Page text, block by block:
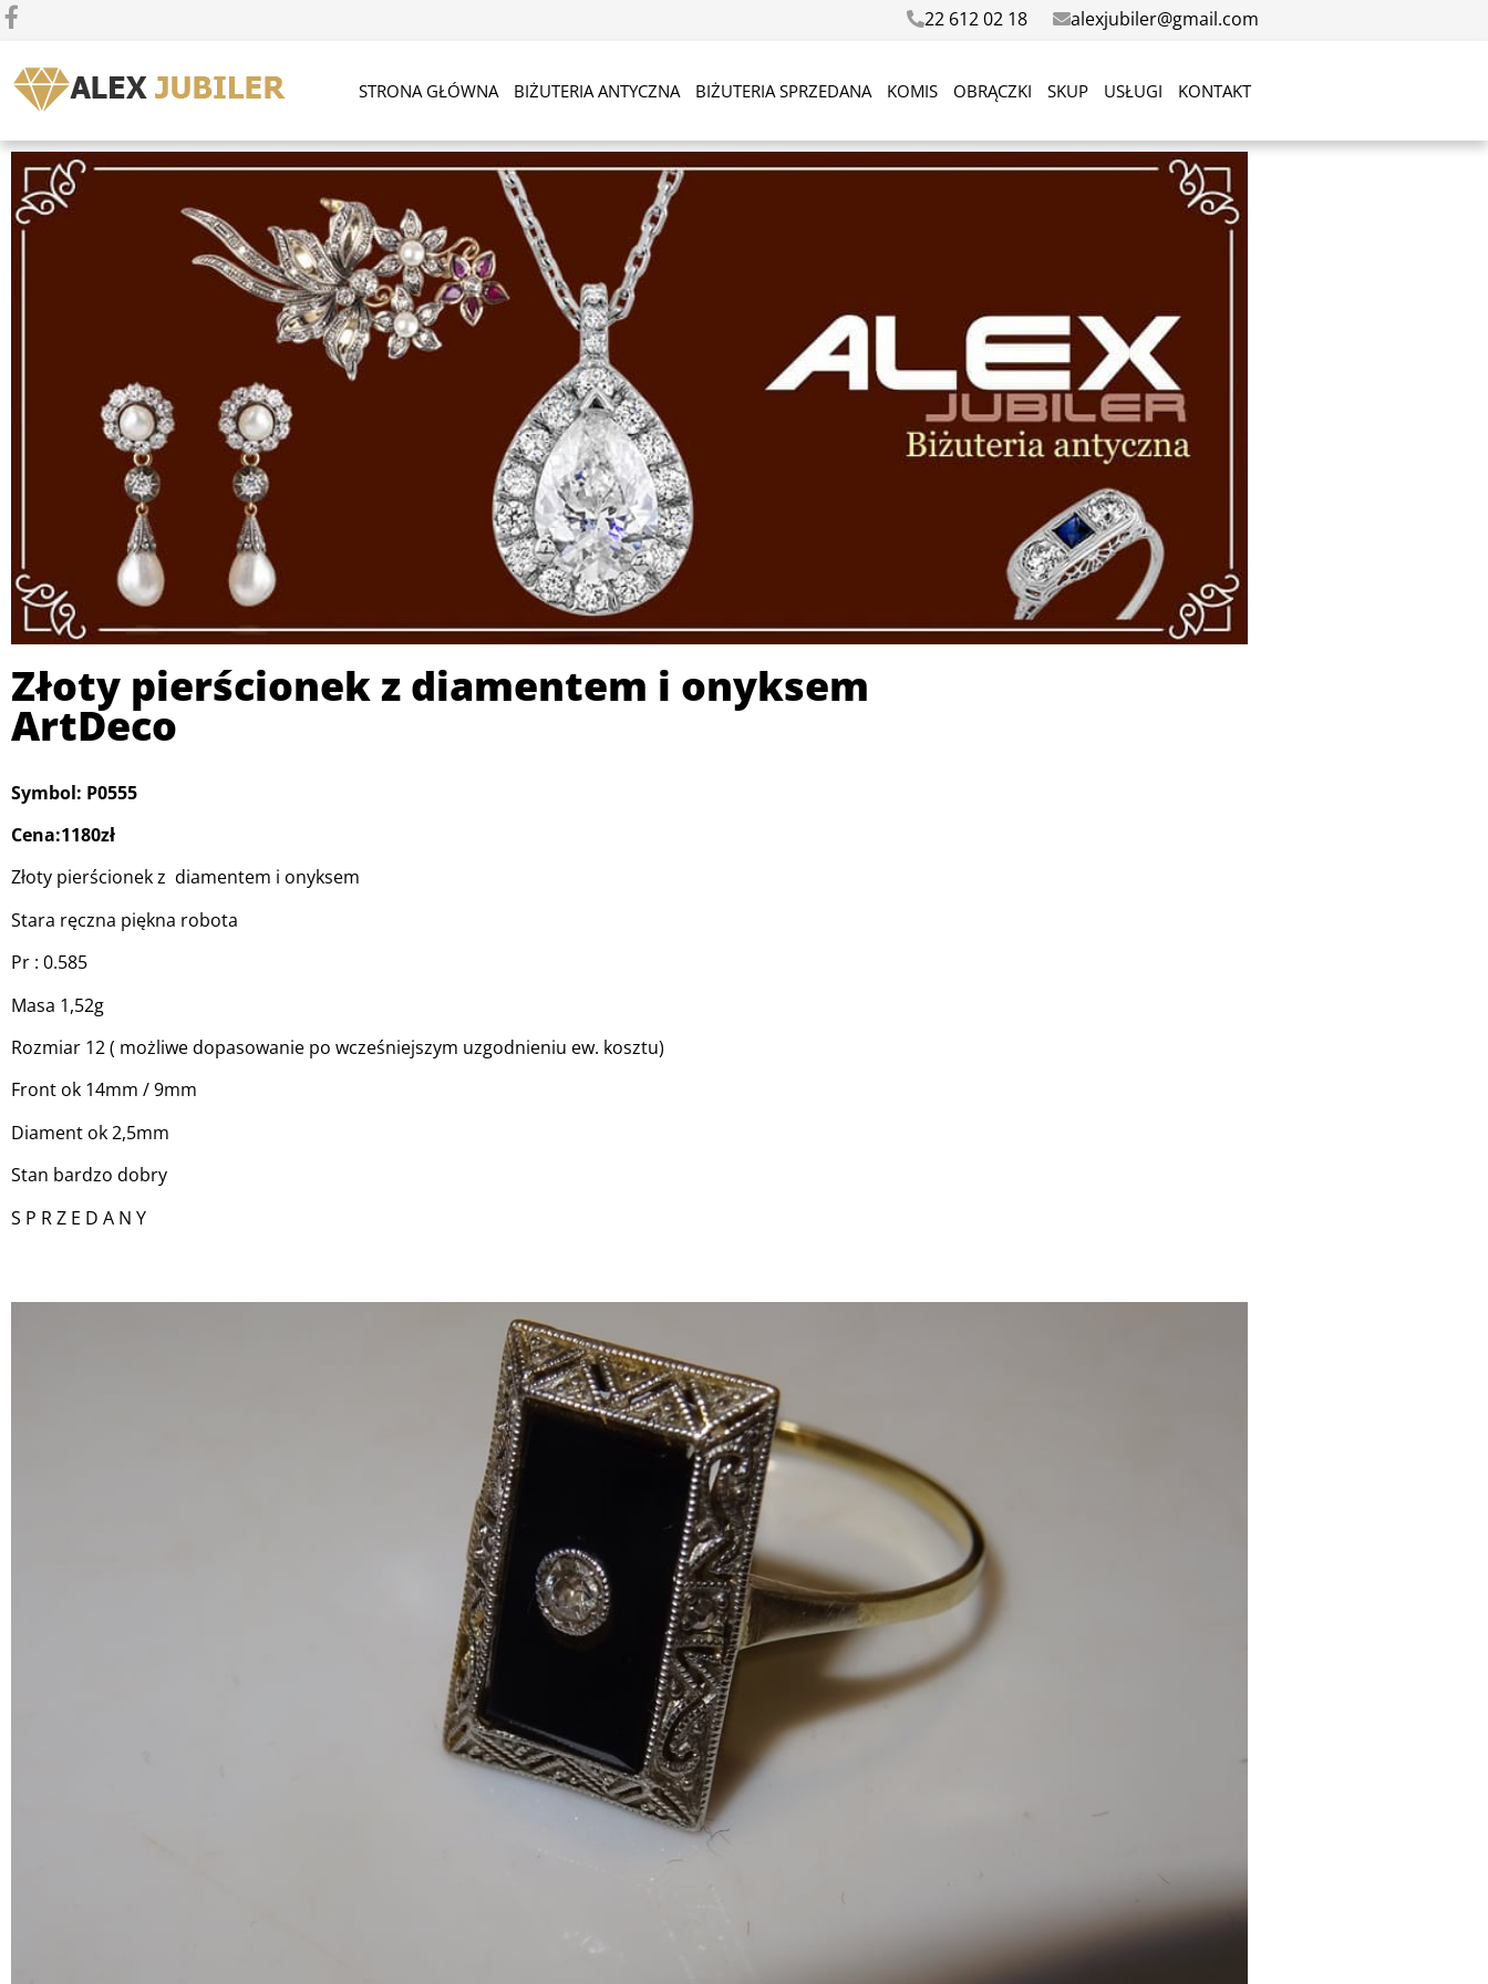
22 612 02 18 alexjubiler@gmail.com
STRONA GŁÓWNA BIŻUTERIA ANTYCZNA BIŻUTERIA SPRZEDANA KOMIS OBRĄCZKI SKUP USŁUGI KONTAKT
Złoty pierścionek z diamentem i onyksem
ArtDeco
Symbol: P0555
Cena:1180zł
Złoty pierścionek z diamentem i onyksem
Stara ręczna piękna robota
Pr : 0.585
Masa 1,52g
Rozmiar 12 ( możliwe dopasowanie po wcześniejszym uzgodnieniu ew. kosztu)
Front ok 14mm / 9mm
Diament ok 2,5mm
Stan bardzo dobry
S P R Z E D A N Y